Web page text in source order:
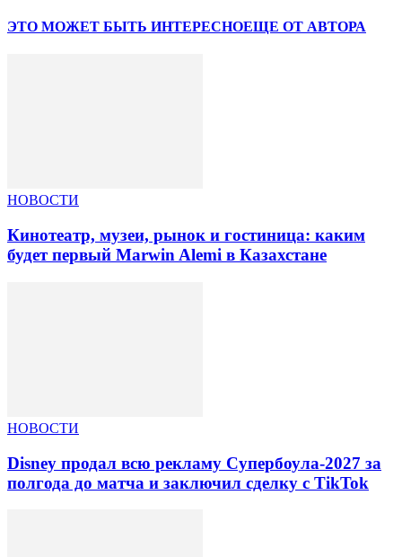
ЭТО МОЖЕТ БЫТЬ ИНТЕРЕСНОЕЩЕ ОТ АВТОРА
НОВОСТИ
Кинотеатр, музеи, рынок и гостиница: каким
будет первый Marwin Alemi в Казахстане
НОВОСТИ
Disney продал всю рекламу Супербоула-2027 за
полгода до матча и заключил сделку с TikTok